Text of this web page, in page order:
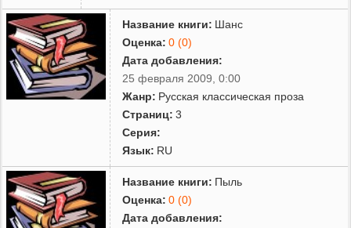
Название книги: Шанс
Оценка: 0 (0)
Дата добавления:
25 февраля 2009, 0:00
Жанр: Русская классическая проза
Страниц: 3
Серия:
Язык: RU
Название книги: Пыль
Оценка: 0 (0)
Дата добавления: